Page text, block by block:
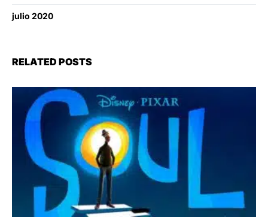
julio 2020
RELATED POSTS